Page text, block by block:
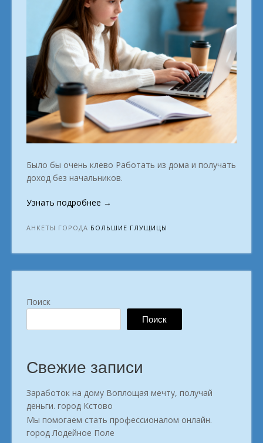
Было бы очень клево Работать из дома и получать
доход без начальников.
Узнать подробнее «Работай
—
свободно.
→
АНКЕТЫ ГОРОДА БОЛЬШИЕ ГЛУЩИЦЫ
Поиск
Поиск
Свежие записи
Заработок на дому Воплощая мечту, получай
деньги. город Кстово
Мы помогаем стать профессионалом онлайн.
город Лодейное Поле